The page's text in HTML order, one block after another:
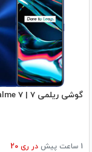
گوشی ریلمی 7 | Realme 7
1 ساعت پیش در ری 20